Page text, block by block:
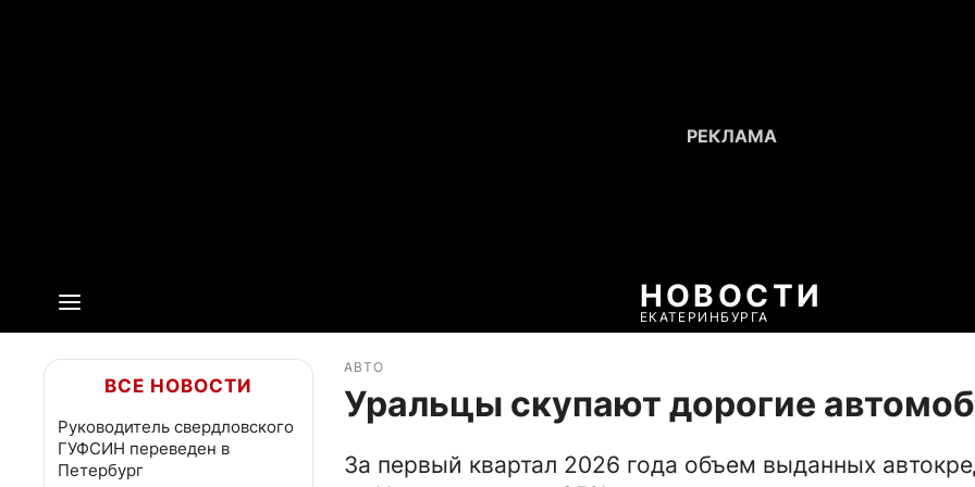
НОВОСТИ
ЕКАТЕРИНБУРГА
ВСЕ НОВОСТИ
Руководитель свердловского
ГУФСИН переведен в
Петербург
АВТО
Уральцы скупают дорогие
За первый квартал 2026 года объем выданных